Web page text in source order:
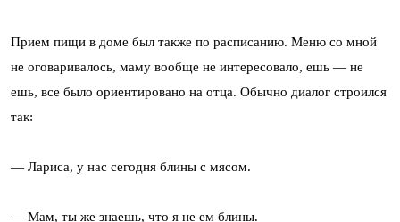
Прием пищи в доме был также по расписанию. Меню со мной
не оговаривалось, маму вообще не интересовало, ешь — не
ешь, все было ориентировано на отца. Обычно диалог строился
так:
— Лариса, у нас сегодня блины с мясом.
— Мам, ты же знаешь, что я не ем блины.